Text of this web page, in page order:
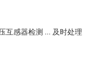
互感器检测 … 及时处理